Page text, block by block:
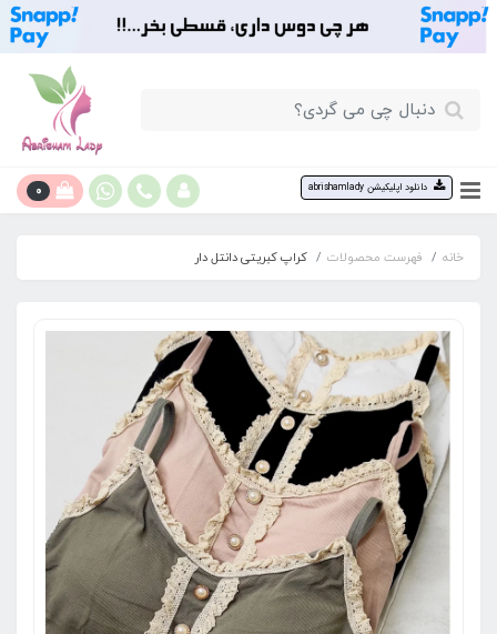
دانلود اپلیکیشن abrishamlady 0
خانه فهرست محصولات کراپ کبریتی دانتل دار